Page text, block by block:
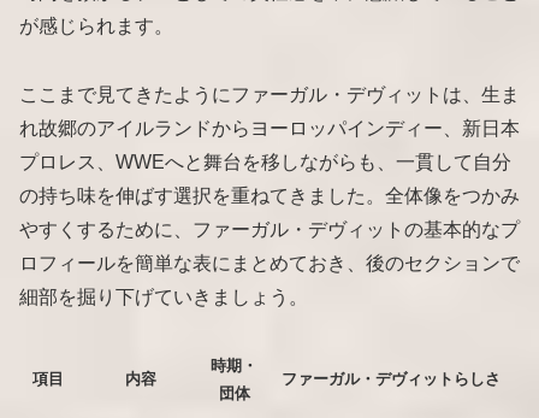
が感じられます。
ここまで見てきたようにファーガル・デヴィットは、生ま
れ故郷のアイルランドからヨーロッパインディー、新日本
プロレス、WWEへと舞台を移しながらも、一貫して自分
の持ち味を伸ばす選択を重ねてきました。全体像をつかみ
やすくするために、ファーガル・デヴィットの基本的なプ
ロフィールを簡単な表にまとめておき、後のセクションで
細部を掘り下げていきましょう。
項目 内容
時期・
団体
ファーガル・デヴィットらしさ